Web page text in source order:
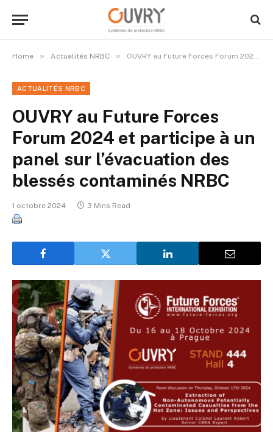
Home » Actualités NRBC » OUVRY au Future Forces Forum 2024 et participe à un panel sur l’évacuation des blessés contaminés NRBC
ACTUALITÉS NRBC
OUVRY au Future Forces
Forum 2024 et participe à un
panel sur l’évacuation des
blessés contaminés NRBC
1 octobre 2024 3 Mins Read